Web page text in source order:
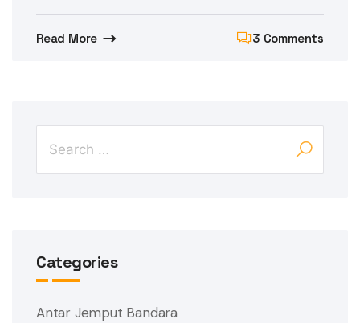
Read More 3 Comments
Categories
Antar Jemput Bandara